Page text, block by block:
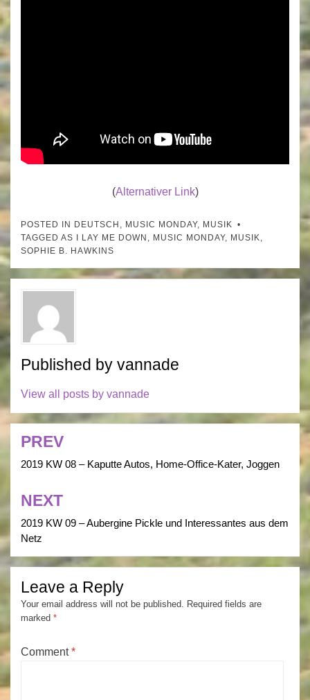
(Alternativer Link)
POSTED IN DEUTSCH MUSIC MONDAY, MUSIK
TAGGED AS I LAY ME DOWN MUSIC MONDAY, MUSIK
SOPHIE B. HAWKINS
Published by vannade
View all posts by vannade
Post
navigation
PREV
2019 KW 08 – Kaputte Autos, Home-Office-Kater, Joggen
NEXT
2019 KW 09 – Aubergine Pickle und Interessantes aus dem
Netz
Leave a Reply
Your email address will not be published. Required fields are
marked *
Comment*